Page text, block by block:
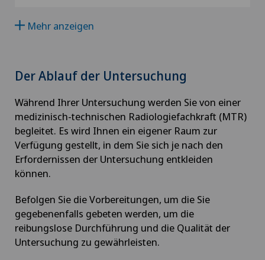
Angepasste körperliche Aktivität
Angiologie
Aortenchirurgie
Arthrose
Ästhetische Medizin
Ästhetische und korrigierende Dermatologie
Schmerzklinik Basel
Spital Zofingen
GR
VD
NE
Mehr anzeigen
Der Ablauf der Untersuchung
Während Ihrer Untersuchung werden Sie von einer
medizinisch-technischen Radiologiefachkraft (MTR)
begleitet. Es wird Ihnen ein eigener Raum zur
Verfügung gestellt, in dem Sie sich je nach den
Erfordernissen der Untersuchung entkleiden
können.
Befolgen Sie die Vorbereitungen, um die Sie
gegebenenfalls gebeten werden, um die
reibungslose Durchführung und die Qualität der
Untersuchung zu gewährleisten.